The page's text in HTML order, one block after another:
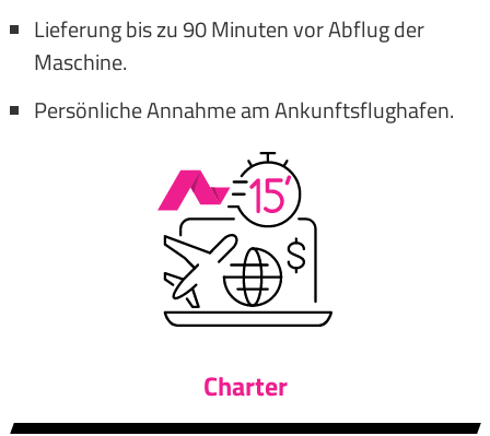
Lieferung bis zu 90 Minuten vor Abflug der
Maschine.
Persönliche Annahme am Ankunftsflughafen.
Charter